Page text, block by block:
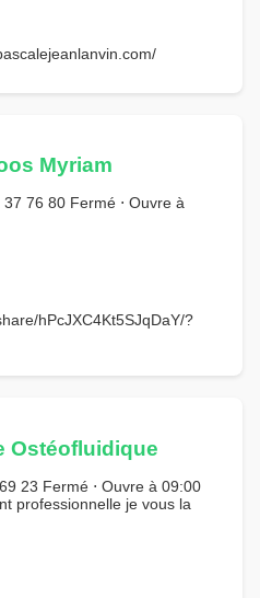
Myriam
76 80 Fermé ⋅ Ouvre à
hPcJXC4Kt5SJqDaY/?
Ostéofluidique
23 Fermé ⋅ Ouvre à 09:00
professionnelle je vous la